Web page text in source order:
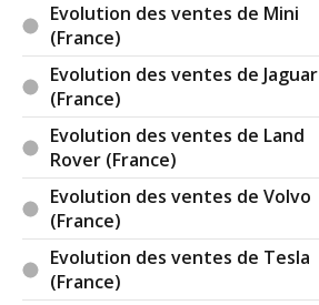
Evolution des ventes de Mini
(France)
Evolution des ventes de Jaguar
(France)
Evolution des ventes de Land
Rover (France)
Evolution des ventes de Volvo
(France)
Evolution des ventes de Tesla
(France)